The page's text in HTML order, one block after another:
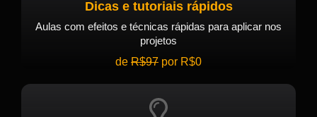
Dicas e tutoriais rápidos
Aulas com efeitos e técnicas rápidas para aplicar nos
projetos
de R$97 por R$0